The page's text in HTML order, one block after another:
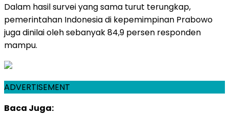
Dalam hasil survei yang sama turut terungkap,
pemerintahan Indonesia di kepemimpinan Prabowo
juga dinilai oleh sebanyak 84,9 persen responden
mampu.
ADVERTISEMENT
Baca Juga: